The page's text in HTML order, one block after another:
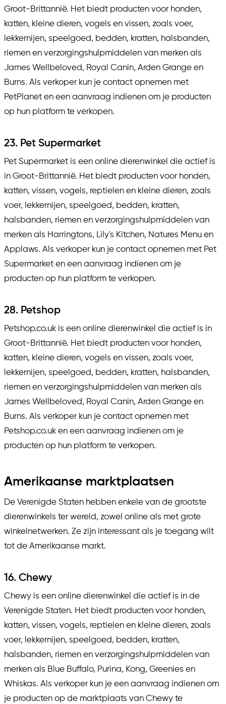
Groot-Brittannië. Het biedt producten voor honden,
katten, kleine dieren, vogels en vissen, zoals voer,
lekkernijen, speelgoed, bedden, kratten, halsbanden,
riemen en verzorgingshulpmiddelen van merken als
James Wellbeloved, Royal Canin, Arden Grange en
Burns. Als verkoper kun je contact opnemen met
PetPlanet en een aanvraag indienen om je producten
op hun platform te verkopen.
23. Pet Supermarket
Pet Supermarket is een online dierenwinkel die actief is
in Groot-Brittannië. Het biedt producten voor honden,
katten, vissen, vogels, reptielen en kleine dieren, zoals
voer, lekkernijen, speelgoed, bedden, kratten,
halsbanden, riemen en verzorgingshulpmiddelen van
merken als Harringtons, Lily's Kitchen, Natures Menu en
Applaws. Als verkoper kun je contact opnemen met Pet
Supermarket en een aanvraag indienen om je
producten op hun platform te verkopen.
28. Petshop
Petshop.co.uk is een online dierenwinkel die actief is in
Groot-Brittannië. Het biedt producten voor honden,
katten, kleine dieren, vogels en vissen, zoals voer,
lekkernijen, speelgoed, bedden, kratten, halsbanden,
riemen en verzorgingshulpmiddelen van merken als
James Wellbeloved, Royal Canin, Arden Grange en
Burns. Als verkoper kun je contact opnemen met
Petshop.co.uk en een aanvraag indienen om je
producten op hun platform te verkopen.
Amerikaanse marktplaatsen
De Verenigde Staten hebben enkele van de grootste
dierenwinkels ter wereld, zowel online als met grote
winkelnetwerken. Ze zijn interessant als je toegang wilt
tot de Amerikaanse markt.
16. Chewy
Chewy is een online dierenwinkel die actief is in de
Verenigde Staten. Het biedt producten voor honden,
katten, vissen, vogels, reptielen en kleine dieren, zoals
voer, lekkernijen, speelgoed, bedden, kratten,
halsbanden, riemen en verzorgingshulpmiddelen van
merken als Blue Buffalo, Purina, Kong, Greenies en
Whiskas. Als verkoper kun je een aanvraag indienen om
je producten op de marktplaats van Chewy te